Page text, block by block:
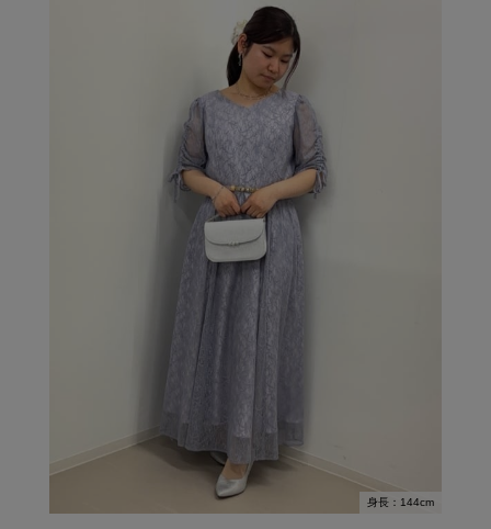
身長：144cm